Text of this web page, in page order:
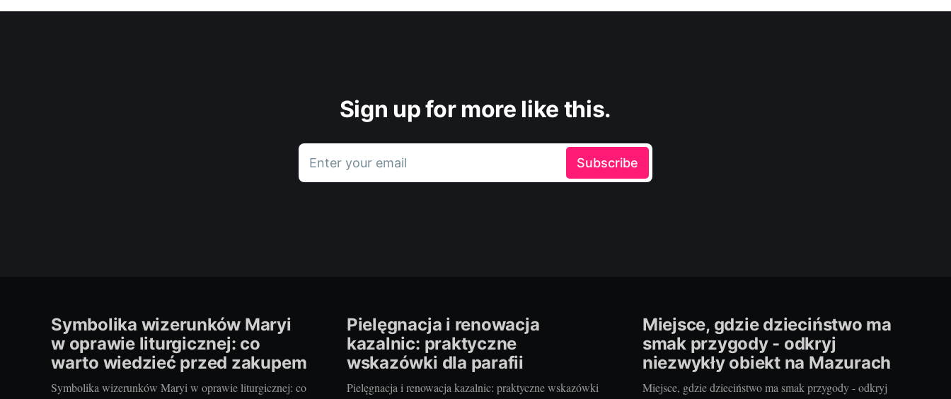
Sign up for more like this.
Enter your email Subscribe
Symbolika wizerunków Maryi
w oprawie liturgicznej: co
warto wiedzieć przed zakupem
Symbolika wizerunków Maryi w oprawie liturgicznej: co
Pielęgnacja i renowacja
kazalnic: praktyczne
wskazówki dla parafii
Pielęgnacja i renowacja kazalnic: praktyczne wskazówki
Miejsce, gdzie dzieciństwo ma
smak przygody - odkryj
niezwykły obiekt na Mazurach
Miejsce, gdzie dzieciństwo ma smak przygody - odkryj